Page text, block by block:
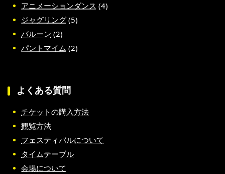
アニメーションダンス (4)
ジャグリング (5)
バルーン (2)
パントマイム (2)
よくある質問
チケットの購入方法
観覧方法
フェスティバルについて
タイムテーブル
会場について